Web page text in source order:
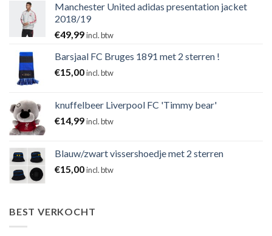
Manchester United adidas presentation jacket
2018/19
€49,99incl. btw
Barsjaal FC Bruges 1891 met 2 sterren !
€15,00incl. btw
knuffelbeer Liverpool FC 'Timmy bear'
€14,99incl. btw
Blauw/zwart vissershoedje met 2 sterren
€15,00incl. btw
BEST VERKOCHT